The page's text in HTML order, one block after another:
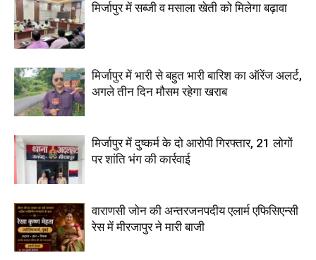
मिर्जापुर में सब्जी व मसाला खेती को मिलेगा बढ़ावा
मिर्जापुर में भारी से बहुत भारी बारिश का ऑरेंज अलर्ट,
अगले तीन दिन मौसम रहेगा खराब
मिर्जापुर में दुष्कर्म के दो आरोपी गिरफ्तार, 21 लोगों
पर शांति भंग की कार्रवाई
वाराणसी जोन की अन्तरजनपदीय एलार्म एफिसिएन्सी
रेस में मीरजापुर ने मारी बाजी